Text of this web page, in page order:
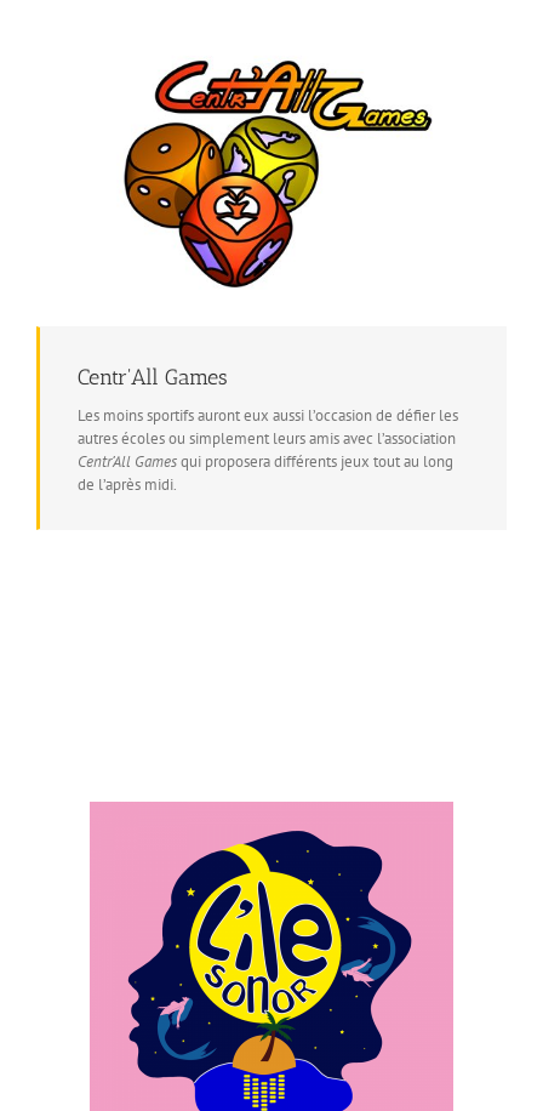
Centr'All Games
Les moins sportifs auront eux aussi l’occasion de défier les
autres écoles ou simplement leurs amis avec l’association
Centr’All Gamesqui proposera différents jeux tout au long
de l’après midi.